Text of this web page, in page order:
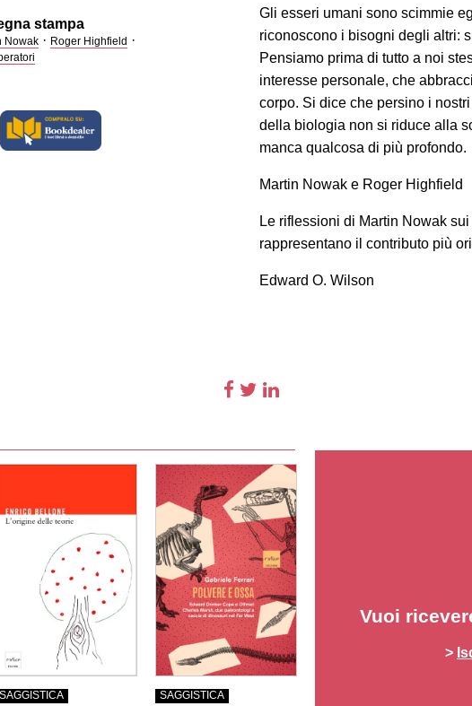
stampa
Nowak· Roger Highfield ·
Gli esseri umani sono scimmie
riconoscono i bisogni degli altri:
Pensiamo prima di tutto a noi
interesse personale, che
corpo. Si dice che persino i
della biologia non si riduce alla
manca qualcosa di più profondo.
Martin Nowak e Roger Highfield
Le riflessioni di Martin Nowak
rappresentano il contributo più
Edward O. Wilson
SAGGISTICA SAGGISTICA
Vuoi
>